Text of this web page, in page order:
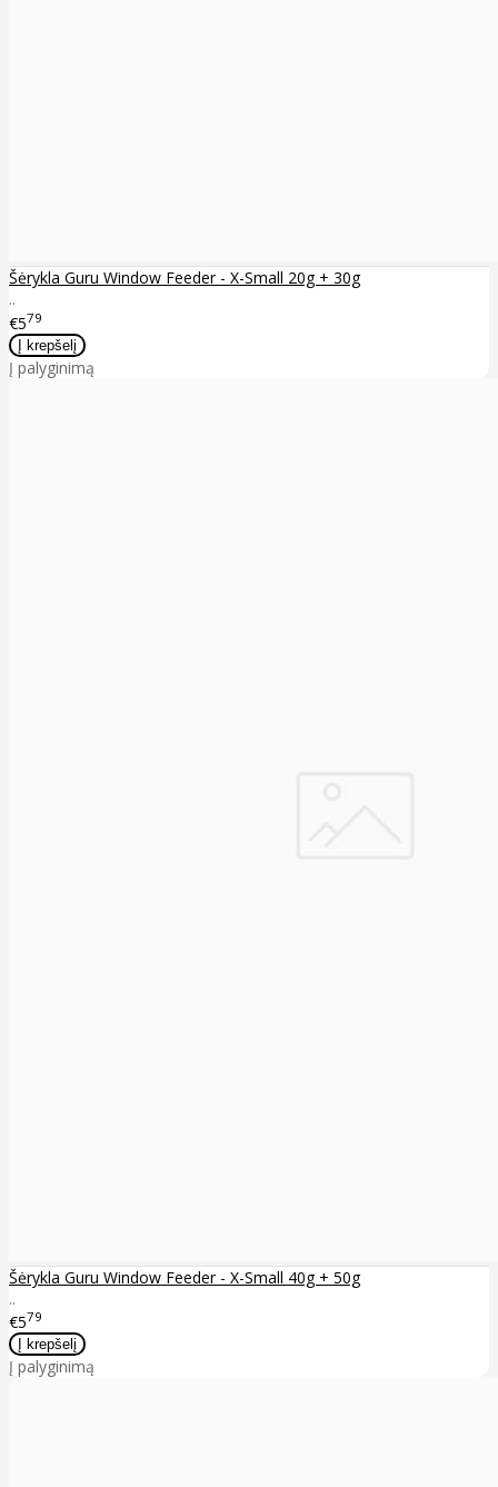
Šėrykla Guru Window Feeder - X-Small 20g + 30g
..
€579
Į palyginimą
Šėrykla Guru Window Feeder - X-Small 40g + 50g
..
€579
Į palyginimą